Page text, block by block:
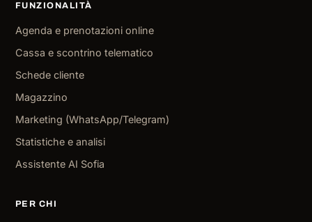
FUNZIONALITÀ
Agenda e prenotazioni online
Cassa e scontrino telematico
Schede cliente
Magazzino
Marketing (WhatsApp/Telegram)
Statistiche e analisi
Assistente AI Sofia
PER CHI